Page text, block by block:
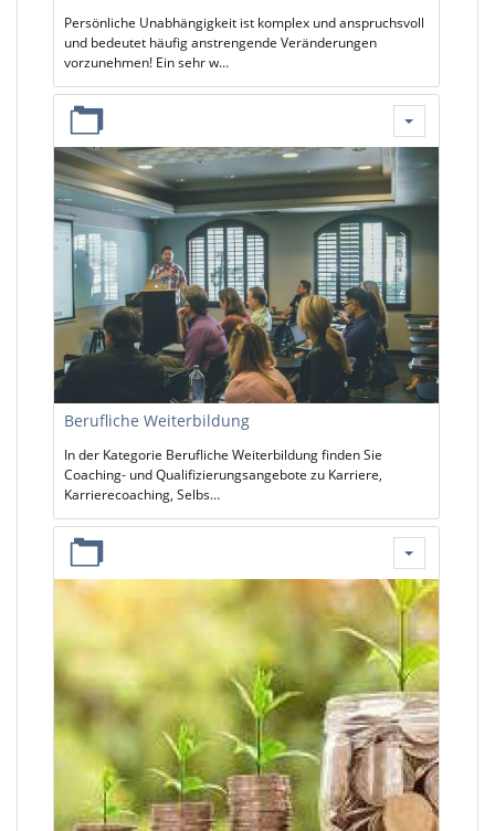
Persönliche Unabhängigkeit ist komplex und anspruchsvoll
und bedeutet häufig anstrengende Veränderungen
vorzunehmen! Ein sehr w…
Berufliche Weiterbildung
In der Kategorie Berufliche Weiterbildung finden Sie
Coaching- und Qualifizierungsangebote zu Karriere,
Karrierecoaching, Selbs…